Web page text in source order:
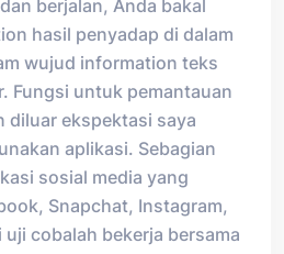
berjalan, Anda bakal
hasil penyadap di dalam
wujud information teks
Fungsi untuk pemantauan
diluar ekspektasi saya
aplikasi. Sebagian
sosial media yang
Snapchat, Instagram,
cobalah bekerja bersama